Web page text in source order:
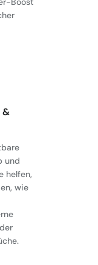
&
und
helfen,
wie